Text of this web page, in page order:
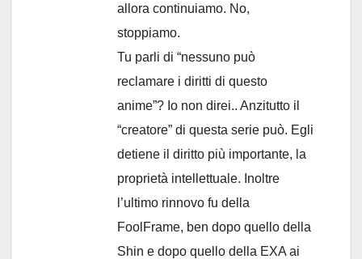
allora continuiamo. No,
stoppiamo.
Tu parli di “nessuno può
reclamare i diritti di questo
anime”? Io non direi.. Anzitutto il
“creatore” di questa serie può. Egli
detiene il diritto più importante, la
proprietà intellettuale. Inoltre
l’ultimo rinnovo fu della
FoolFrame, ben dopo quello della
Shin e dopo quello della EXA ai